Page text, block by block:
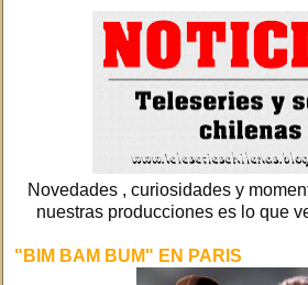
Novedades , curiosidades y
nuestras producciones es lo que
"BIM BAM BUM" EN PARIS